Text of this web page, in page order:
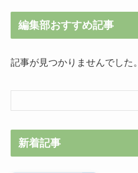
編集部おすすめ記事
記事が見つかりませんでした。
新着記事